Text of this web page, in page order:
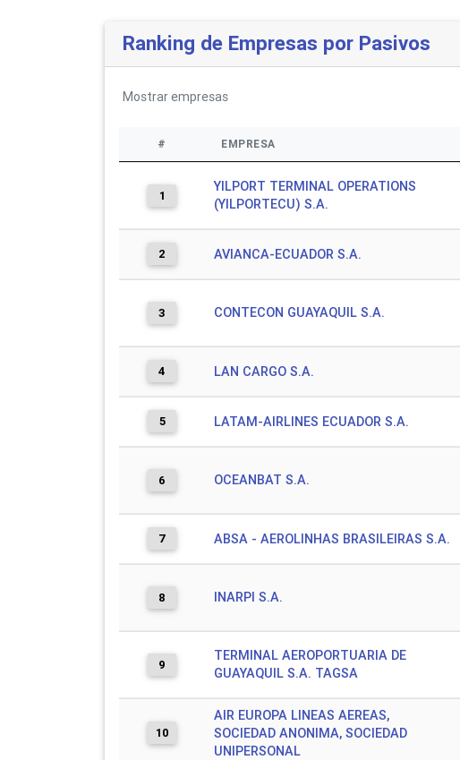
Ranking de Empresas por Pasivos
Mostrarempresas
# EMPRESA
1
YILPORT TERMINAL OPERATIONS
(YILPORTECU) S.A.
2 AVIANCA-ECUADOR S.A.
3 CONTECON GUAYAQUIL S.A.
4 LAN CARGO S.A.
5 LATAM-AIRLINES ECUADOR S.A.
6 OCEANBAT S.A.
7 ABSA - AEROLINHAS BRASILEIRAS S.A.
8 INARPI S.A.
9
TERMINAL AEROPORTUARIA DE
GUAYAQUIL S.A. TAGSA
10
AIR EUROPA LINEAS AEREAS,
SOCIEDAD ANONIMA, SOCIEDAD
UNIPERSONAL